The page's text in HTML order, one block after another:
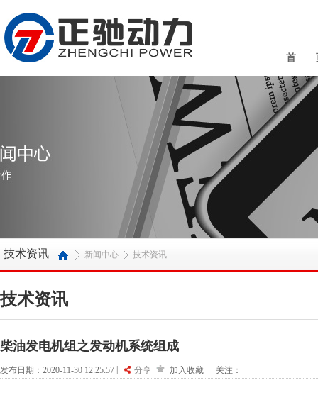
首
技术资讯 新闻中心 技术资讯
技术资讯
柴油发电机组之发动机系统组成
发布日期：2020-11-30 12:25:57 分享 加入收藏 关注：